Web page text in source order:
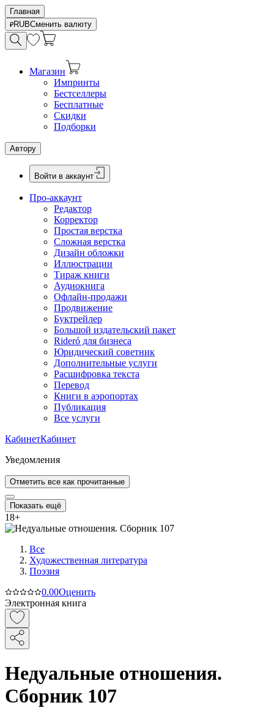
Главная
RUBСменить валюту
Магазин
Импринты
Бестселлеры
Бесплатные
Скидки
Подборки
Автору
Войти в аккаунт
Про-аккаунт
Редактор
Корректор
Простая верстка
Сложная верстка
Дизайн обложки
Иллюстрации
Тираж книги
Аудиокнига
Офлайн-продажи
Продвижение
Буктрейлер
Большой издательский пакет
Rideró для бизнеса
Юридический советник
Дополнительные услуги
Расшифровка текста
Перевод
Книги в аэропортах
Публикация
Все услуги
КабинетКабинет
Уведомления
Отметить все как прочитанные
Показать ещё
18+
Все
Художественная литература
Поэзия
0.00Оценить
Электронная книга
Недуальные отношения.
Сборник 107